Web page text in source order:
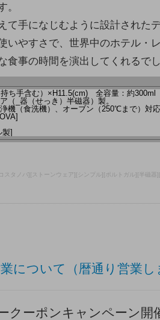
。
て手になじむように設計された
いやすさで、世界中のホテル・
食事の時間を演出してくれるでし
ち手含む）×H11.5(cm) 全容量：約300ml
（_器（せっき）半磁器）製。
機（食洗機）、オーブン（250℃まで）対応
製]
スタノバ][ストーンウェア][シンプル][ポルトガル][半磁器
について（暦通り営業し
クーポンキャンペーン開